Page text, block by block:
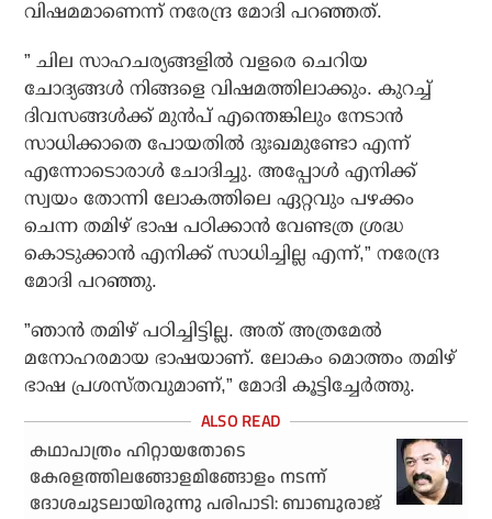
വിഷമമാണെന്ന് നരേന്ദ്ര മോദി പറഞ്ഞത്.
” ചില സാഹചര്യങ്ങളില്‍ വളരെ ചെറിയ
ചോദ്യങ്ങള്‍ നിങ്ങളെ വിഷമത്തിലാക്കും. കുറച്ച്
ദിവസങ്ങള്‍ക്ക് മുന്‍പ് എന്തെങ്കിലും നേടാന്‍
സാധിക്കാതെ പോയതില്‍ ദുഃഖമുണ്ടോ എന്ന്
എന്നോടൊരാള്‍ ചോദിച്ചു. അപ്പോള്‍ എനിക്ക്
സ്വയം തോന്നി ലോകത്തിലെ ഏറ്റവും പഴക്കം
ചെന്ന തമിഴ് ഭാഷ പഠിക്കാന്‍ വേണ്ടത്ര ശ്രദ്ധ
കൊടുക്കാന്‍ എനിക്ക് സാധിച്ചില്ല എന്ന്,” നരേന്ദ്ര
മോദി പറഞ്ഞു.
”ഞാന്‍ തമിഴ് പഠിച്ചിട്ടില്ല. അത് അത്രമേല്‍
മനോഹരമായ ഭാഷയാണ്. ലോകം മൊത്തം തമിഴ്
ഭാഷ പ്രശസ്തവുമാണ്,” മോദി കൂട്ടിച്ചേര്‍ത്തു.
കഥാപാത്രം ഹിറ്റായതോടെ
കേരളത്തിലങ്ങോളമിങ്ങോളം നടന്ന്
ദോശചുടലായിരുന്നു പരിപാടി: ബാബുരാജ്